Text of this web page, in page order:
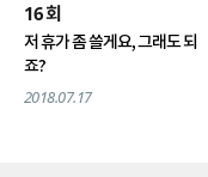
16회
저 휴가 좀 쓸게요, 그래도 되
죠?
2018.07.17